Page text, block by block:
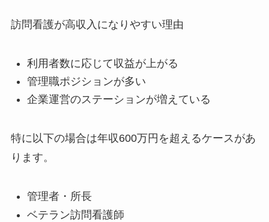
訪問看護が高収入になりやすい理由
利用者数に応じて収益が上がる
管理職ポジションが多い
企業運営のステーションが増えている
特に以下の場合は年収600万円を超えるケースがあ
ります。
管理者・所長
ベテラン訪問看護師